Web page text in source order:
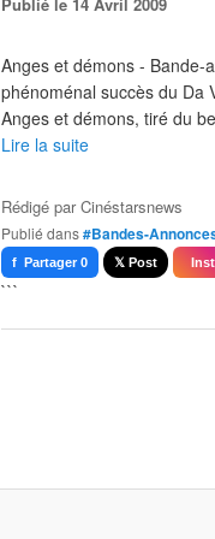
Anges et démons - Bande-
phénoménal succès du Da
Anges et démons, tiré du
Lire la suite
Rédigé parCinéstarsnews
Publié dans#Bandes-
f Partager 0 𝕏 Post
```